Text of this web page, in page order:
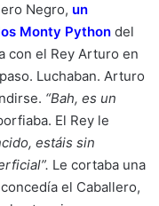
Negro, un
Monty Python del
con el Rey Arturo en
Luchaban. Arturo
“Bah, es un
El Rey le
estáis sin
Le cortaba una
el Caballero,